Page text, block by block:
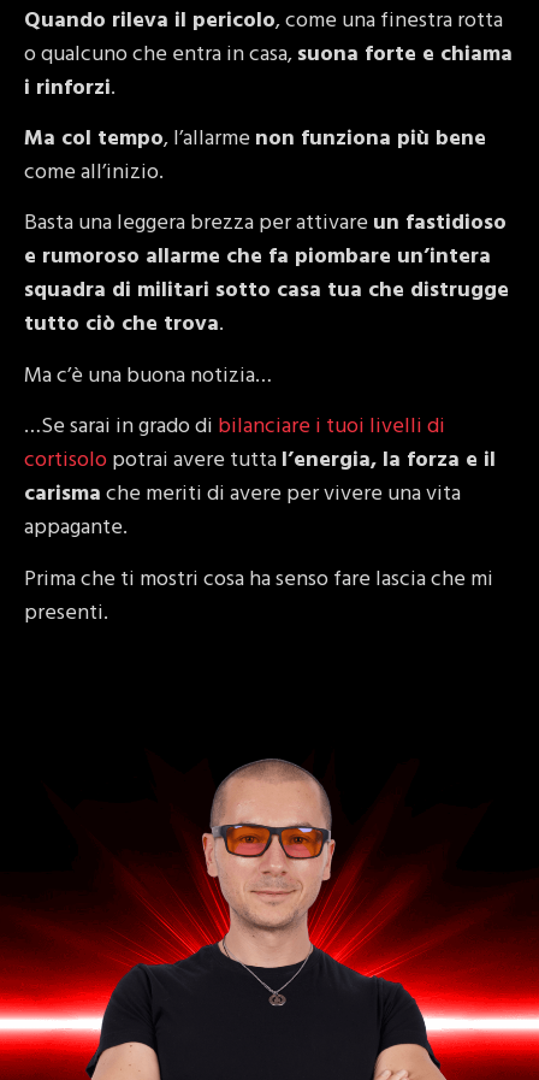
Quando rileva il pericolo, come una finestra rotta
o qualcuno che entra in casa,suona forte e chiama
i rinforzi.
Ma col tempo, l’allarme non funziona più bene
come all’inizio.
Basta una leggera brezza per attivare un fastidioso
e rumoroso allarme che fa piombare un’intera
squadra di militari sotto casa tua che distrugge
tutto ciò che trova.
Ma c’è una buona notizia…
…Se sarai in grado di bilanciare i tuoi livelli di
cortisolopotrai avere tuttal’energia, la forza e il
carismache meriti di avere per vivere una vita
appagante.
Prima che ti mostri cosa ha senso fare lascia che mi
presenti.